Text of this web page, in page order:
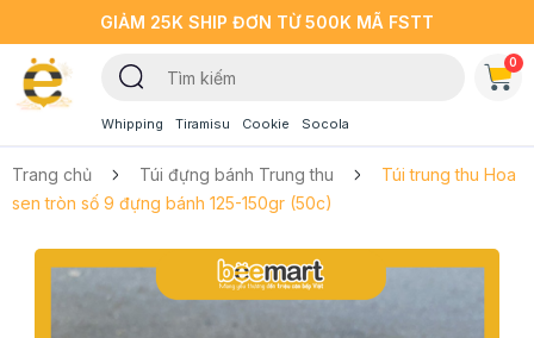
GIẢM 25K SHIP ĐƠN TỪ 500K MÃ FSTT
Whipping Tiramisu Cookie Socola
0
Trang chủ Túi đựng bánh Trung thu
Túi trung thu Hoa
sen tròn số 9 đựng bánh 125-150gr (50c)